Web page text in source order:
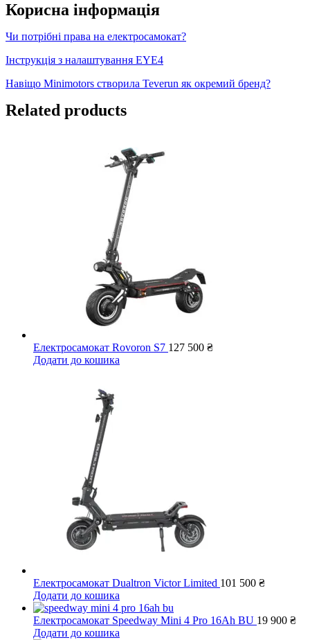
Корисна інформація
Чи потрібні права на електросамокат?
Інструкція з налаштування EYE4
Навіщо Minimotors створила Teverun як окремий бренд?
Related products
Електросамокат Rovoron S7 127 500 ₴
Додати до кошика
Електросамокат Dualtron Victor Limited 101 500 ₴
Додати до кошика
Електросамокат Speedway Mini 4 Pro 16Ah BU 19 900 ₴
Додати до кошика